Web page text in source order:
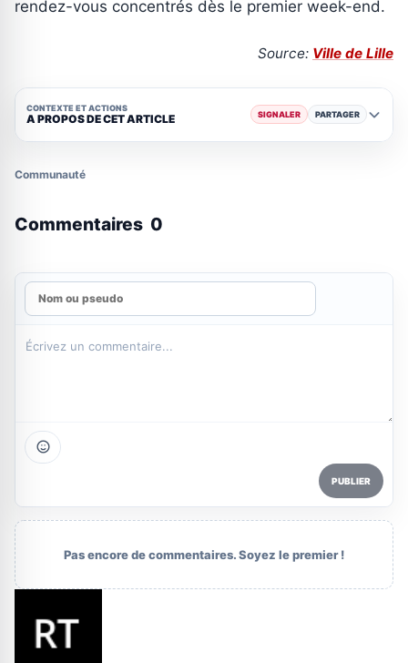
rendez-vous concentrés dès le premier week-end.
Source: Ville de Lille
CONTEXTE ET ACTIONS
A PROPOS DE CET ARTICLE SIGNALER PARTAGER
Communauté
Commentaires 0
PUBLIER
Pas encore de commentaires. Soyez le premier !